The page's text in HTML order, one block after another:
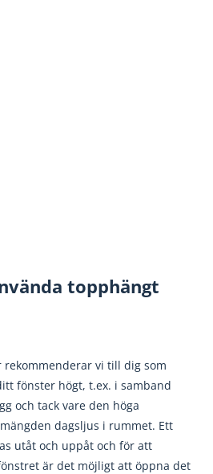
topphängt
vi till dig som
fönster högt, t.ex. i samband
och tack vare den höga
dagsljus i rummet. Ett
utåt och uppåt och för att
är det möjligt att öppna det